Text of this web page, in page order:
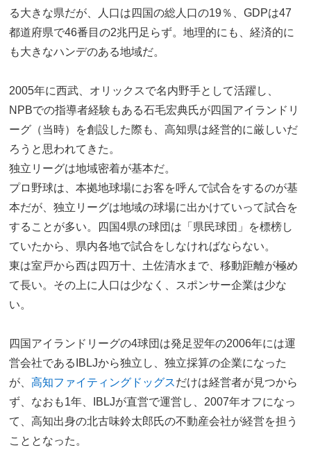
る大きな県だが、人口は四国の総人口の19％、GDPは47
都道府県で46番目の2兆円足らず。地理的にも、経済的に
も大きなハンデのある地域だ。
2005年に西武、オリックスで名内野手として活躍し、
NPBでの指導者経験もある石毛宏典氏が四国アイランドリ
ーグ（当時）を創設した際も、高知県は経営的に厳しいだ
ろうと思われてきた。
独立リーグは地域密着が基本だ。
プロ野球は、本拠地球場にお客を呼んで試合をするのが基
本だが、独立リーグは地域の球場に出かけていって試合を
することが多い。四国4県の球団は「県民球団」を標榜し
ていたから、県内各地で試合をしなければならない。
東は室戸から西は四万十、土佐清水まで、移動距離が極め
て長い。その上に人口は少なく、スポンサー企業は少な
い。
四国アイランドリーグの4球団は発足翌年の2006年には運
営会社であるIBLJから独立し、独立採算の企業になった
が、高知ファイティングドッグスだけは経営者が見つから
ず、なおも1年、IBLJが直営で運営し、2007年オフになっ
て、高知出身の北古味鈴太郎氏の不動産会社が経営を担う
こととなった。